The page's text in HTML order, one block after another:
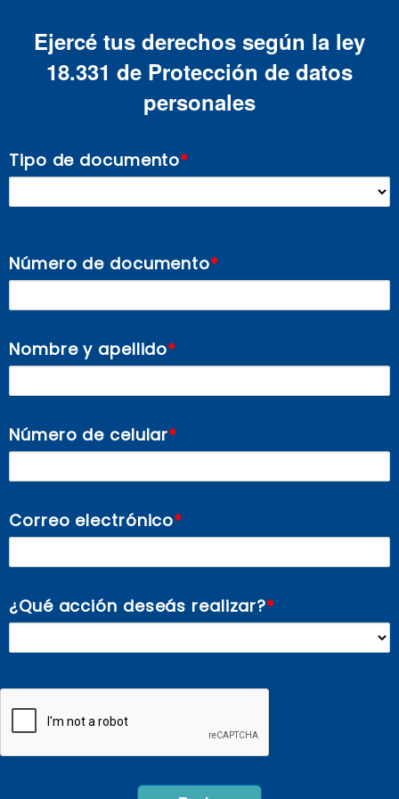
Ejercé tus derechos según la ley
18.331 de Protección de datos
personales
Tipo de documento
Número de documento
Nombre y apellido
Número de celular
Correo electrónico
¿Qué acción deseás realizar?